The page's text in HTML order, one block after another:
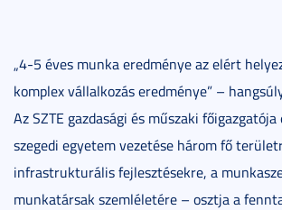
„4-5 éves munka eredménye az elért
komplex vállalkozás eredménye” –
Az SZTE gazdasági és műszaki
szegedi egyetem vezetése három fő
infrastrukturális fejlesztésekre, a
munkatársak szemléletére – osztja a